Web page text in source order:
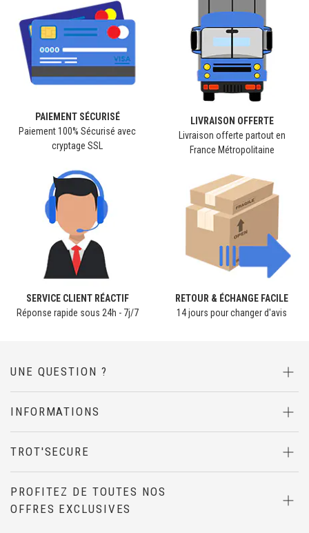
PAIEMENT SÉCURISÉ
Paiement 100% Sécurisé avec
cryptage SSL
LIVRAISON OFFERTE
Livraison offerte partout en
France Métropolitaine
SERVICE CLIENT RÉACTIF
Réponse rapide sous 24h - 7j/7
RETOUR & ÉCHANGE FACILE
14 jours pour changer d'avis
UNE QUESTION ?
INFORMATIONS
TROT'SECURE
PROFITEZ DE TOUTES NOS
OFFRES EXCLUSIVES